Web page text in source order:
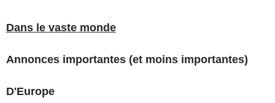
Dans le vaste monde
Annonces importantes (et moins importantes)
D'Europe